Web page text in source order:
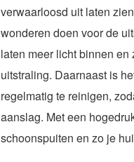
verwaarloosd uit laten
wonderen doen voor de
laten meer licht binnen
uitstraling. Daarnaast is
regelmatig te reinigen,
aanslag. Met een
schoonspuiten en zo je